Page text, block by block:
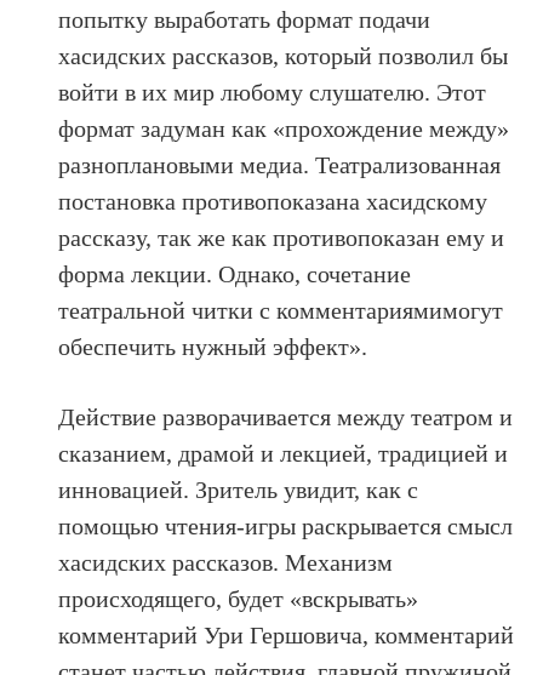
попытку выработать формат подачи
хасидских рассказов, который позволил бы
войти в их мир любому слушателю. Этот
формат задуман как «прохождение между»
разноплановыми медиа. Театрализованная
постановка противопоказана хасидскому
рассказу, так же как противопоказан ему и
форма лекции. Однако, сочетание
театральной читки с комментариямимогут
обеспечить нужный эффект».
Действие разворачивается между театром и
сказанием, драмой и лекцией, традицией и
инновацией. Зритель увидит, как с
помощью чтения-игры раскрывается смысл
хасидских рассказов. Механизм
происходящего, будет «вскрывать»
комментарий Ури Гершовича, комментарий